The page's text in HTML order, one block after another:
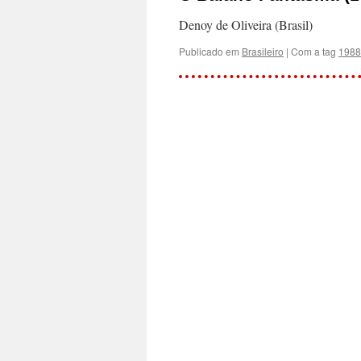
Denoy de Oliveira (Brasil)
Publicado em Brasileiro | Com a tag 1988